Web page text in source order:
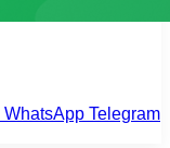
WhatsApp Telegram